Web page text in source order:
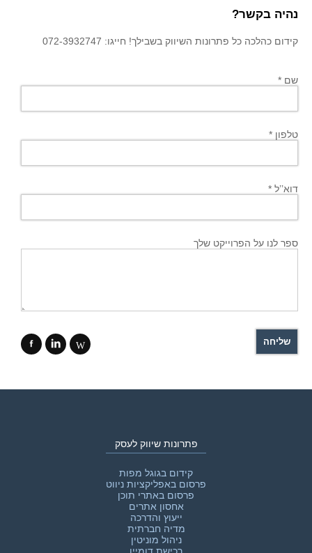
נהיה בקשר?
קידום כהלכה כל פתרונות השיווק בשבילך! חייגו: 072-3932747
שם *
טלפון *
דוא’’ל *
ספר לנו על הפרוייקט שלך
f i W
פתרונות שיווק לעסק
קידום בגוגל מפות
פרסום באפליקציות ניווט
פרסום באתרי תוכן
אחסון אתרים
ייעוץ והדרכה
מדיה חברתית
ניהול מוניטין
רכישת דומיין